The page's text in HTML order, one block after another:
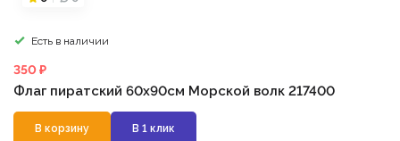
Есть в наличии
350 ₽
Флаг пиратский 60х90см Морской волк 217400
В корзину В 1 клик